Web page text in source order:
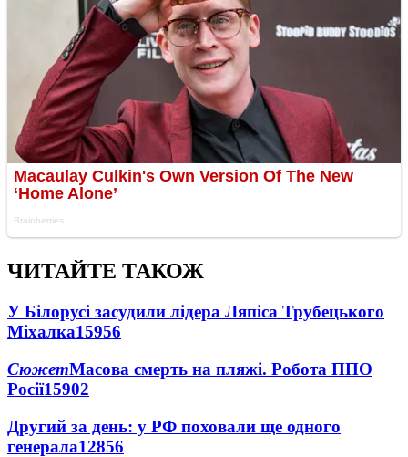
ЧИТАЙТЕ ТАКОЖ
У Білорусі засудили лідера Ляпіса Трубецького
Міхалка15956
СюжетМасова смерть на пляжі. Робота ППО
Росії15902
Другий за день: у РФ поховали ще одного
генерала12856